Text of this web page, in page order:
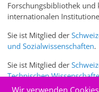
Forschungsbibliothek
internationalen
Sie ist Mitglied der
und Sozialwissenschaften.
Sie ist Mitglied der
Technischen